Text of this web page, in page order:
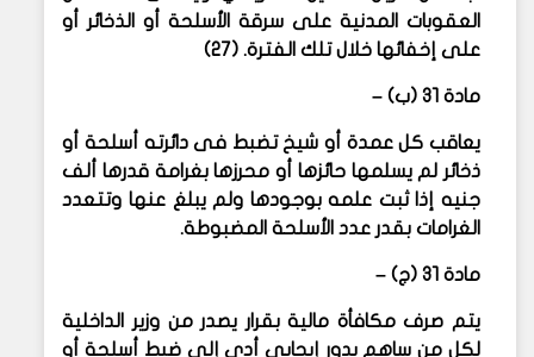
العقوبات المدنية على سرقة الأسلحة أو الذخائر أو
على إخفائها خلال تلك الفترة. (٢٧)
مادة ٣١ (ب) –
يعاقب كل عمدة أو شيخ تضبط فى دائرته أسلحة أو
ذخائر لم يسلمها حائزها أو محرزها بغرامة قدرها ألف
جنيه إذا ثبت علمه بوجودها ولم يبلغ عنها وتتعدد
الغرامات بقدر عدد الأسلحة المضبوطة.
مادة ٣١ (ج) –
يتم صرف مكافأة مالية بقرار يصدر من وزير الداخلية
لكل من ساهم بدور إيجابي أدى إلى ضبط أسلحة أو